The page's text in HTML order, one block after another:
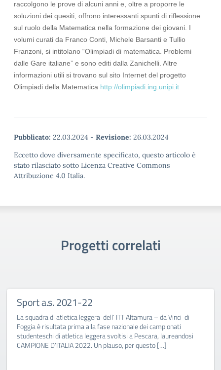
raccolgono le prove di alcuni anni e, oltre a proporre le
soluzioni dei quesiti, offrono interessanti spunti di riflessione
sul ruolo della Matematica nella formazione dei giovani. I
volumi curati da Franco Conti, Michele Barsanti e Tullio
Franzoni, si intitolano “Olimpiadi di matematica. Problemi
dalle Gare italiane” e sono editi dalla Zanichelli. Altre
informazioni utili si trovano sul sito Internet del progetto
Olimpiadi della Matematica http://olimpiadi.ing.unipi.it
Pubblicato: 22.03.2024 - Revisione: 26.03.2024
Eccetto dove diversamente specificato, questo articolo è
stato rilasciato sotto Licenza Creative Commons
Attribuzione 4.0 Italia.
Progetti correlati
Sport a.s. 2021-22
La squadra di atletica leggera dell’ ITT Altamura – da Vinci di
Foggia è risultata prima alla fase nazionale dei campionati
studenteschi di atletica leggera svoltisi a Pescara, laureandosi
CAMPIONE D’ITALIA 2022. Un plauso, per questo […]